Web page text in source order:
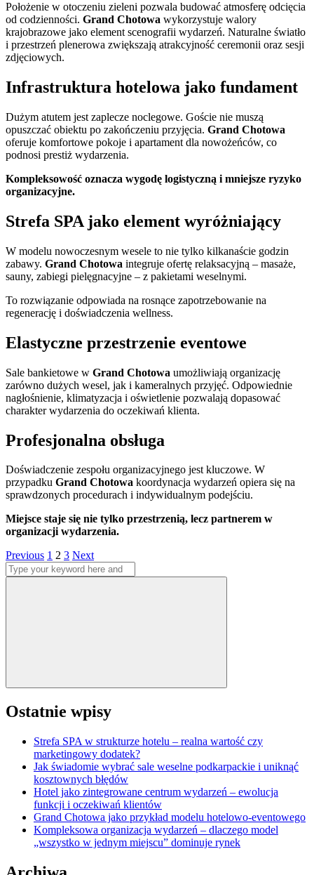
Położenie w otoczeniu zieleni pozwala budować atmosferę odcięcia
od codzienności. Grand Chotowa wykorzystuje walory
krajobrazowe jako element scenografii wydarzeń. Naturalne światło
i przestrzeń plenerowa zwiększają atrakcyjność ceremonii oraz sesji
zdjęciowych.
Infrastruktura hotelowa jako fundament
Dużym atutem jest zaplecze noclegowe. Goście nie muszą
opuszczać obiektu po zakończeniu przyjęcia. Grand Chotowa
oferuje komfortowe pokoje i apartament dla nowożeńców, co
podnosi prestiż wydarzenia.
Kompleksowość oznacza wygodę logistyczną i mniejsze ryzyko
organizacyjne.
Strefa SPA jako element wyróżniający
W modelu nowoczesnym wesele to nie tylko kilkanaście godzin
zabawy. Grand Chotowa integruje ofertę relaksacyjną – masaże,
sauny, zabiegi pielęgnacyjne – z pakietami weselnymi.
To rozwiązanie odpowiada na rosnące zapotrzebowanie na
regenerację i doświadczenia wellness.
Elastyczne przestrzenie eventowe
Sale bankietowe w Grand Chotowa umożliwiają organizację
zarówno dużych wesel, jak i kameralnych przyjęć. Odpowiednie
nagłośnienie, klimatyzacja i oświetlenie pozwalają dopasować
charakter wydarzenia do oczekiwań klienta.
Profesjonalna obsługa
Doświadczenie zespołu organizacyjnego jest kluczowe. W
przypadku Grand Chotowa koordynacja wydarzeń opiera się na
sprawdzonych procedurach i indywidualnym podejściu.
Miejsce staje się nie tylko przestrzenią, lecz partnerem w
organizacji wydarzenia.
Stronicowanie
wpisów
Previous Page
1 Page
2 Page
3 Next
Search
for:
Ostatnie wpisy
Strefa SPA w strukturze hotelu – realna wartość czy
marketingowy dodatek?
Jak świadomie wybrać sale weselne podkarpackie i uniknąć
kosztownych błędów
Hotel jako zintegrowane centrum wydarzeń – ewolucja
funkcji i oczekiwań klientów
Grand Chotowa jako przykład modelu hotelowo-eventowego
Kompleksowa organizacja wydarzeń – dlaczego model
„wszystko w jednym miejscu” dominuje rynek